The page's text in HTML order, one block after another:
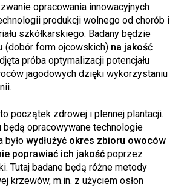
opracowania innowacyjnych
produkcji wolnego od chorób i
szkółkarskiego. Badany będzie
(dobór form ojcowskich) na jakość
próba optymalizacji potencjału
jagodowych dzięki wykorzystaniu
początek zdrowej i plennej plantacji.
będą opracowywane technologie
było wydłużyć okres zbioru owoców
poprawiać ich jakość poprzez
Tutaj badane będą różne metody
krzewów, m.in. z użyciem osłon